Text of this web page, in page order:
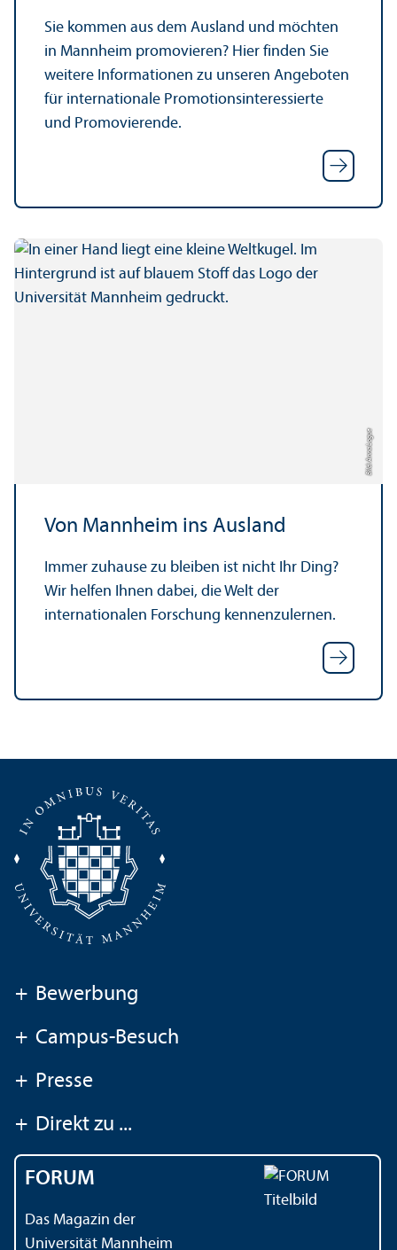
Sie kommen aus dem Ausland und möchten
in Mannheim promovieren? Hier finden Sie
weitere Informationen zu unseren Angeboten
für internationale Promotions­interessierte
und Promovierende.
Bild: Anna Logue
Von Mannheim ins Ausland
Immer zuhause zu bleiben ist nicht Ihr Ding?
Wir helfen Ihnen dabei, die Welt der
internationalen Forschung kennenzulernen.
+ Bewerbung
+ Campus-Besuch
+ Presse
+ Direkt zu ...
FORUM
Das Magazin der
Universität Mannheim